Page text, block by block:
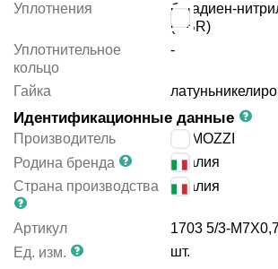
Уплотнения
бутадиен-
(NBR)
Уплотнительное
кольцо
-
Гайка латунь
Идентификационные данные
Производитель
CAMOZZI
Родина бренда
Италия
Страна производства
Италия
Артикул
1703 5/3-
Ед. изм.
шт.